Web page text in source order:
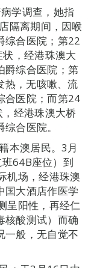
学调查，她指
隔离期间，因喉
综合医院；第22
，经港珠澳大
爵综合医院；第
热，无咳嗽、流
合医院；而第24
经港珠澳大桥
合医院。
本澳居民。3月
64B座位）到
机场，经港珠澳
国大酒店作医学
呈阳性，再经仁
核酸测试）而确
一般，无自觉不